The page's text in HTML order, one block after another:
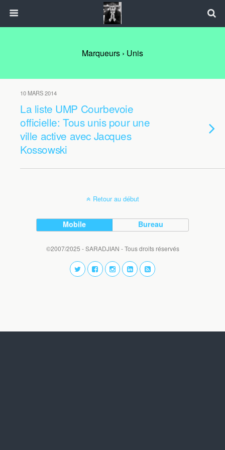
Marqueurs › Unis
10 MARS 2014
La liste UMP Courbevoie
officielle: Tous unis pour une
ville active avec Jacques
Kossowski
Retour au début
Mobile Bureau
©2007/2025 - SARADJIAN - Tous droits réservés